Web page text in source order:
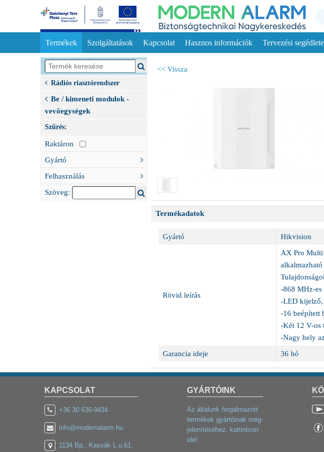
Termékek Szolgáltatások Kapcsolat Hasznos információk Tervezési
Rádiós riasztórendszer
Be / kimeneti modulok -
vevőegységek
Szűrés:
Raktáron
Gyártó
Felhasználás
Szöveg:
<< Vissza
Termékadatok
Gyártó Hikvision
Rövid leírás
AX Pro Multi
alkalmazható
-868 MHz-
-LED kijelző,
-16 beépített
-Két 12 V-os
-Nagy hely
Garancia ideje
36 hó
KAPCSOLAT
+36 30 636-9434
info@modernalarm.hu
1134 Bp., Kassák L.u.61.
GYÁRTÓINK
Az általunk forgalmazott
termékek gyártóinak meg-
jelenítéséhez, kattintson
ide!